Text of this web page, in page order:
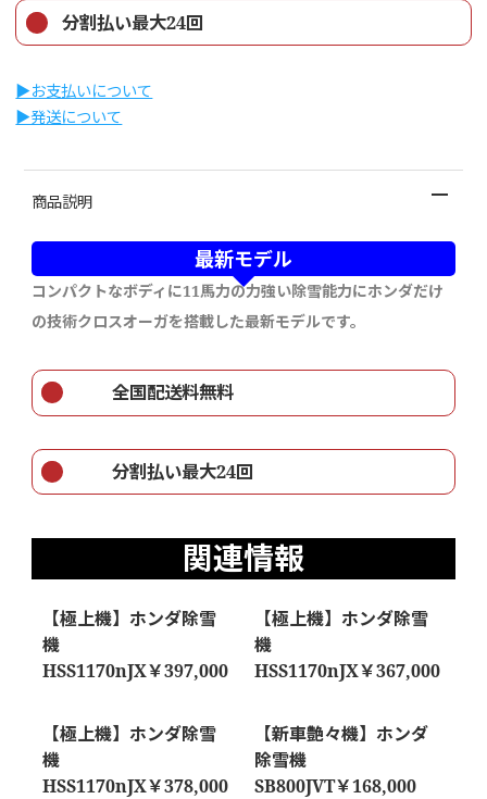
分割払い最大24回
▶︎お支払いについて
▶︎発送について
商品説明
最新モデル
コンパクトなボディに11馬力の力強い除雪能力にホンダだけ
の技術クロスオーガを搭載した最新モデルです。
全国配送料無料
分割払い最大24回
関連情報
【極上機】ホンダ除雪
機
HSS1170nJX￥397,000
【極上機】ホンダ除雪
機
HSS1170nJX￥367,000
【極上機】ホンダ除雪
機
HSS1170nJX￥378,000
【新車艶々機】ホンダ
除雪機
SB800JVT￥168,000